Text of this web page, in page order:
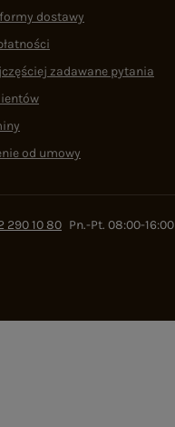
dostawy
zadawane pytania
od umowy
290 10 80 Pn.-Pt. 08:00-16:00